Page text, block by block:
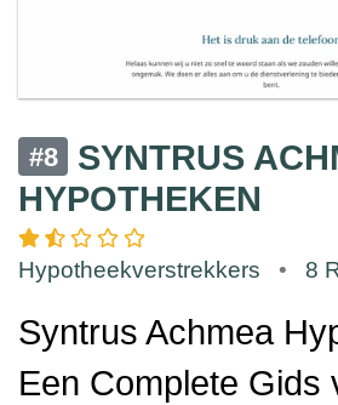
#8
SYNTRUS
HYPOTHEKEN
Hypotheekverstrekkers • 8
Syntrus Achmea
Een Complete Gids